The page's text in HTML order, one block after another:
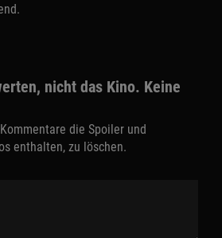
nicht das Kino. Keine
die Spoiler und
enthalten, zu löschen.